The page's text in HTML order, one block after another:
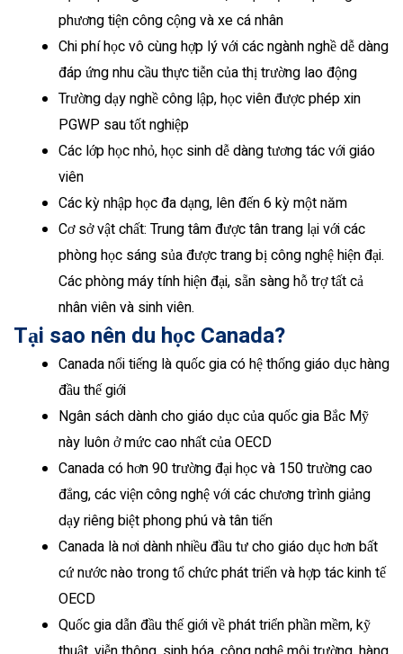
phương tiện công cộng và xe cá nhân
Chi phí học vô cùng hợp lý với các ngành nghề dễ dàng
đáp ứng nhu cầu thực tiễn của thị trường lao động
Trường dạy nghề công lập, học viên được phép xin
PGWP sau tốt nghiệp
Các lớp học nhỏ, học sinh dễ dàng tương tác với giáo
viên
Các kỳ nhập học đa dạng, lên đến 6 kỳ một năm
Cơ sở vật chất: Trung tâm được tân trang lại với các
phòng học sáng sủa được trang bị công nghệ hiện đại.
Các phòng máy tính hiện đại, sẵn sàng hỗ trợ tất cả
nhân viên và sinh viên.
Tại sao nên du học Canada?
Canada nổi tiếng là quốc gia có hệ thống giáo dục hàng
đầu thế giới
Ngân sách dành cho giáo dục của quốc gia Bắc Mỹ
này luôn ở mức cao nhất của OECD
Canada có hơn 90 trường đại học và 150 trường cao
đẳng, các viện công nghệ với các chương trình giảng
dạy riêng biệt phong phú và tân tiến
Canada là nơi dành nhiều đầu tư cho giáo dục hơn bất
cứ nước nào trong tổ chức phát triển và hợp tác kinh tế
OECD
Quốc gia dẫn đầu thế giới về phát triển phần mềm, kỹ